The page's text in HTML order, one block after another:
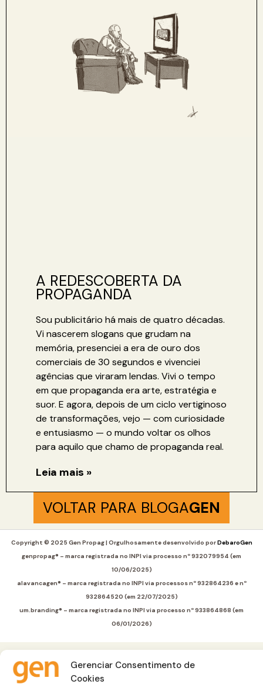
Gerenciar Consentimento de
Cookies
A REDESCOBERTA DA
PROPAGANDA
Sou publicitário há mais de quatro décadas.
Vi nascerem slogans que grudam na
memória, presenciei a era de ouro dos
comerciais de 30 segundos e vivenciei
agências que viraram lendas. Vivi o tempo
em que propaganda era arte, estratégia e
suor. E agora, depois de um ciclo vertiginoso
de transformações, vejo — com curiosidade
e entusiasmo — o mundo voltar os olhos
para aquilo que chamo de propaganda real.
Leia mais »
VOLTAR PARA BLOGAGEN
Copyright © 2025 Gen Propag | Orgulhosamente desenvolvido porDebaroGen
genpropag® – marca registrada no INPI via processo nº 932079954 (em
10/06/2025)
alavancagen® – marca registrada no INPI via processos nº 932864236 e nº
932864520 (em 22/07/2025)
um.branding® – marca registrada no INPI via processo nº 933864868 (em
06/01/2026)